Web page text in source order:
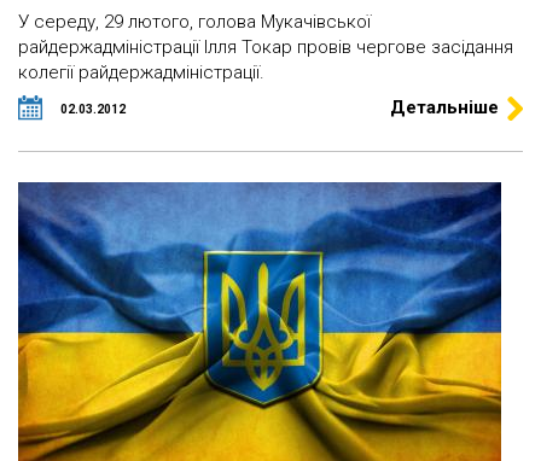
У середу, 29 лютого, голова Мукачівської
райдержадміністрації Ілля Токар провів чергове засідання
колегії райдержадміністрації.
02.03.2012 Детальніше